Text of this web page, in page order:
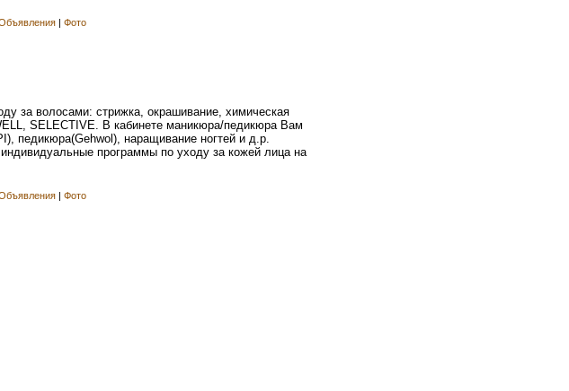
| Фото
за волосами: стрижка, окрашивание, химическая
SELECTIVE. В кабинете маникюра/педикюра Вам
педикюра(Gehwol), наращивание ногтей и д.р.
программы по уходу за кожей лица на
| Фото